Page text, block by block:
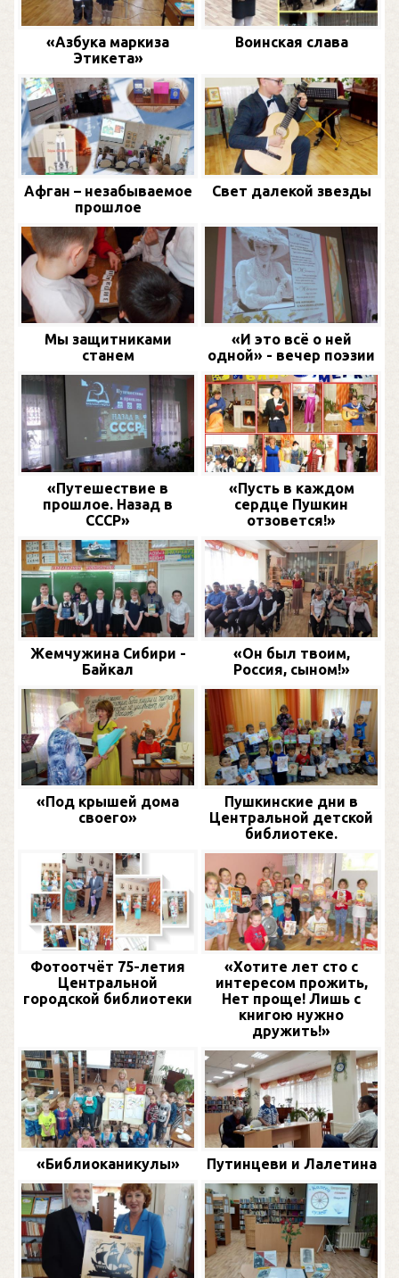
«Азбука маркиза
Этикета»
Воинская слава
Афган – незабываемое
прошлое
Свет далекой звезды
Мы защитниками
станем
«И это всё о ней
одной» - вечер поэзии
«Путешествие в
прошлое. Назад в
СССР»
«Пусть в каждом
сердце Пушкин
отзовется!»
Жемчужина Сибири -
Байкал
«Он был твоим,
Россия, сыном!»
«Под крышей дома
своего»
Пушкинские дни в
Центральной детской
библиотеке.
Фотоотчёт 75-летия
Центральной
городской библиотеки
«Хотите лет сто с
интересом прожить,
Нет проще! Лишь с
книгою нужно
дружить!»
«Библиоканикулы» Путинцеви и Лалетина